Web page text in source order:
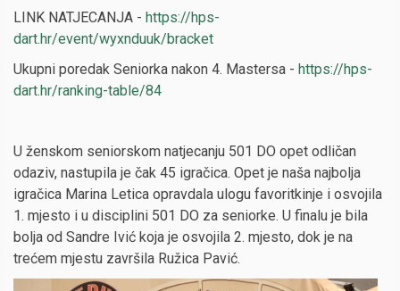
LINK NATJECANJA - https://hps-
dart.hr/event/wyxnduuk/bracket
Ukupni poredak Seniorka nakon 4. Mastersa - https://hps-
dart.hr/ranking-table/84
U ženskom seniorskom natjecanju 501 DO opet odličan
odaziv, nastupila je čak 45 igračica. Opet je naša najbolja
igračica Marina Letica opravdala ulogu favoritkinje i osvojila
1. mjesto i u disciplini 501 DO za seniorke. U finalu je bila
bolja od Sandre Ivić koja je osvojila 2. mjesto, dok je na
trećem mjestu završila Ružica Pavić.